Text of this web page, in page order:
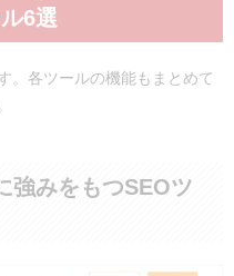
6選
。各ツールの機能もまとめて
強みをもつSEOツ